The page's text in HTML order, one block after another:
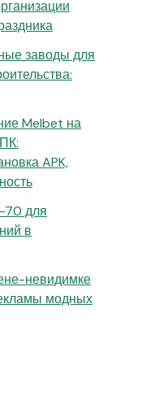
заводы для
Melbet на
APK,
70 для
в
невидимке
модных